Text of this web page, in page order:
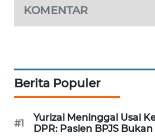
KOMENTAR
Berita Populer
#1
Yurizal Meninggal Usai
DPR: Pasien BPJS
PLN
LPKKI
LKKI